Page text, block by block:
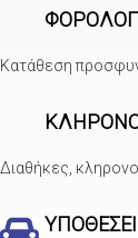
Κατάθεση
Διαθήκες,